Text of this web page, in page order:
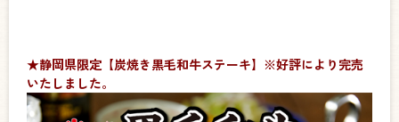
★静岡県限定【炭焼き黒毛和牛ステーキ】※好評により完売
いたしました。